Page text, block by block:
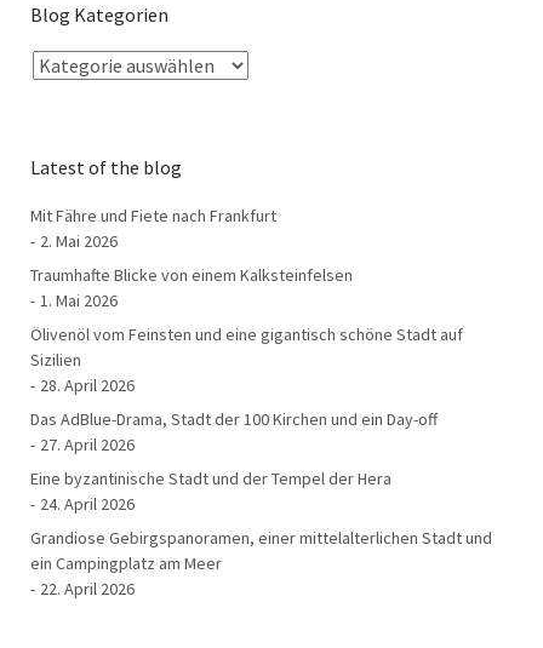
Blog Kategorien
Latest of the blog
Mit Fähre und Fiete nach Frankfurt
2. Mai 2026
Traumhafte Blicke von einem Kalksteinfelsen
1. Mai 2026
Ölivenöl vom Feinsten und eine gigantisch schöne Stadt auf
Sizilien
28. April 2026
Das AdBlue-Drama, Stadt der 100 Kirchen und ein Day-off
27. April 2026
Eine byzantinische Stadt und der Tempel der Hera
24. April 2026
Grandiose Gebirgspanoramen, einer mittelalterlichen Stadt und
ein Campingplatz am Meer
22. April 2026